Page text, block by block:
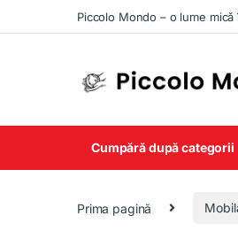
Skip to navigation
Skip to contentPiccolo Mondo – o lume
Cumpără după categorii
Prima pagină